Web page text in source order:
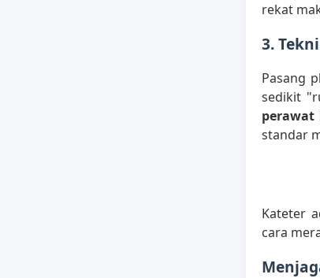
rekat
3.
Pasang
sedikit
perawat
standar
Kateter
cara